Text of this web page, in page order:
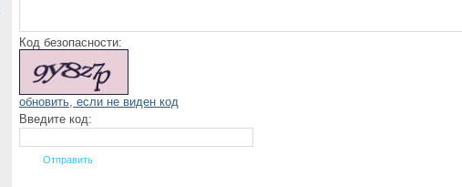
Код безопасности:
обновить, если не виден код
Введите код: